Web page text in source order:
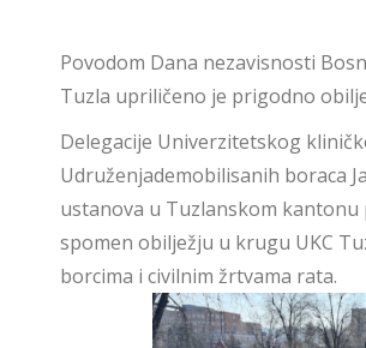
Povodom Dana nezavisnosti
Tuzla upriličeno je prigodno
Delegacije Univerzitetskog
Udruženjademobilisanih boraca
ustanova u Tuzlanskom kantonu
spomen obilježju u krugu UKC
borcima i civilnim žrtvama rata.